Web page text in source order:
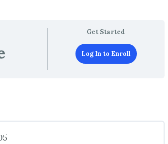
Get Started
Log In to Enroll